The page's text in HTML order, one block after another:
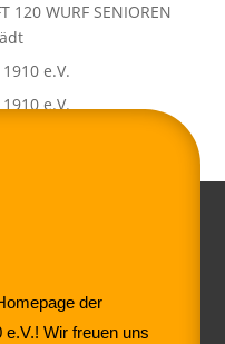
120 WURF SENIOREN
e.V.
e.V.
der
e.V.! Wir freuen uns